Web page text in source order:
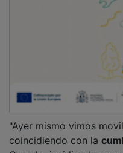
coincidiendo con la
Casado, incidiendo en